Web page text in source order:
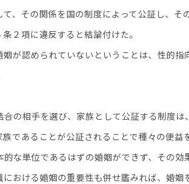
、その関係を国の制度によって公証し、
２項に違反すると結論付けた。
が認められていないということは、性的
の相手を選び、家族として公証する制度
であることが公証されることで種々の便
な単位であるはずの婚姻ができず、その
おける婚姻の重要性も併せ鑑みれば、婚